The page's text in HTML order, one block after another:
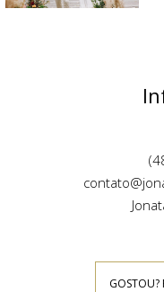
GOSTOU?